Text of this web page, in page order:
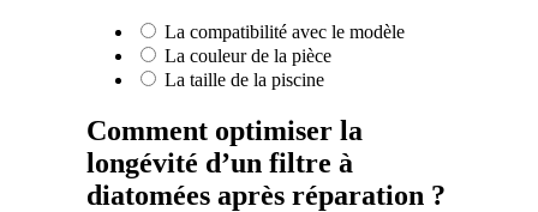
La compatibilité avec le modèle
La couleur de la pièce
La taille de la piscine
Comment optimiser la
longévité d’un filtre à
diatomées après réparation ?